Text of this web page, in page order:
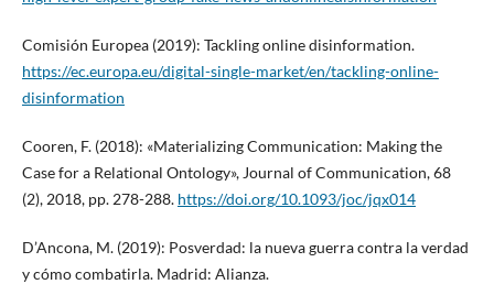
Comisión Europea (2019): Tackling online disinformation.
https://ec.europa.eu/digital-single-market/en/tackling-online-
disinformation
Cooren, F. (2018): «Materializing Communication: Making the
Case for a Relational Ontology», Journal of Communication, 68
(2), 2018, pp. 278-288. https://doi.org/10.1093/joc/jqx014
D’Ancona, M. (2019): Posverdad: la nueva guerra contra la verdad
y cómo combatirla. Madrid: Alianza.